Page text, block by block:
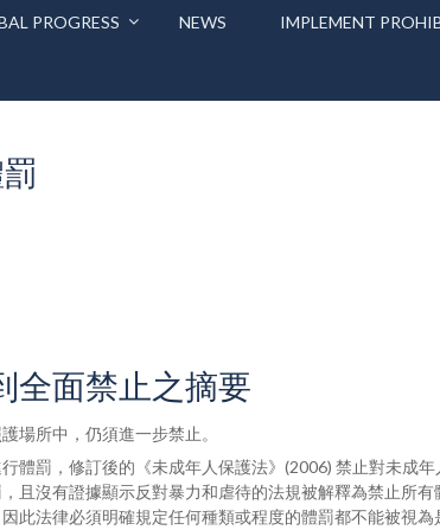
PROGRESS NEWS IMPLEMENT
全面禁止之摘要
場所中，仍須進一步禁止。
體罰，修訂後的《未成年人保護法》(2006) 禁止對未成年
且沒有證據顯示反對暴力和虐待的法規被解釋為禁止所有
此法律必須明確規定任何種類或程度的體罰都不能被視為